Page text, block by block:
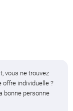
vous ne trouvez
offre individuelle ?
bonne personne